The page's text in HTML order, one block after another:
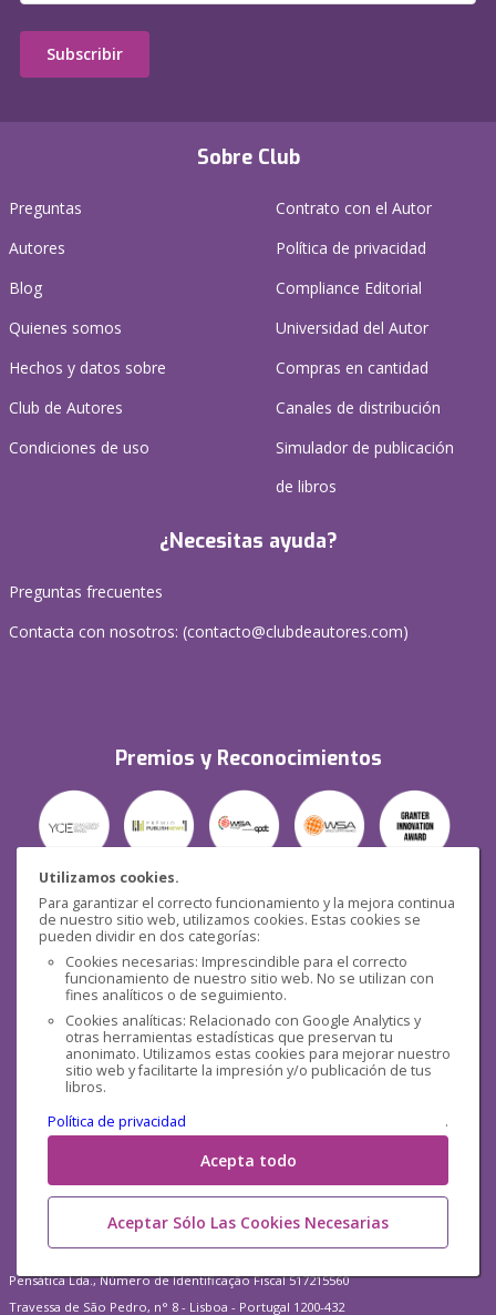
Utilizamos cookies.
Para garantizar el correcto funcionamiento y la mejora continua
de nuestro sitio web, utilizamos cookies. Estas cookies se
pueden dividir en dos categorías:
Cookies necesarias: Imprescindible para el correcto
funcionamiento de nuestro sitio web. No se utilizan con
fines analíticos o de seguimiento.
Cookies analíticas: Relacionado con Google Analytics y
otras herramientas estadísticas que preservan tu
anonimato. Utilizamos estas cookies para mejorar nuestro
sitio web y facilitarte la impresión y/o publicación de tus
libros.
Política de privacidad
.
Acepta todo
Aceptar Sólo Las Cookies Necesarias
Sobre Club
Preguntas
Autores
Blog
Quienes somos
Hechos y datos sobre
Club de Autores
Condiciones de uso
Contrato con el Autor
Política de privacidad
Compliance Editorial
Universidad del Autor
Compras en cantidad
Canales de distribución
Simulador de publicación
de libros
¿Necesitas ayuda?
Preguntas frecuentes
Contacta con nosotros: (contacto@clubdeautores.com)
Premios y Reconocimientos
Seguridad
Redes sociales
Subscribir
Pensática Lda., Número de Identificação Fiscal 517215560
Travessa de São Pedro, n° 8 - Lisboa - Portugal 1200-432